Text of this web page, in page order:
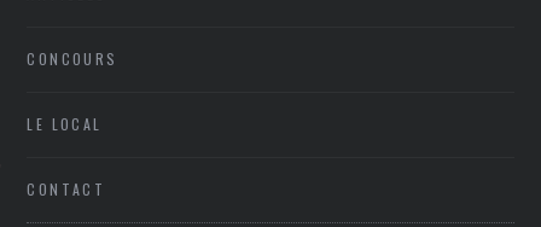
CONCOURS
LE LOCAL
CONTACT